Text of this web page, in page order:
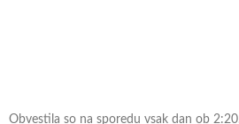
Obvestila so na sporedu vsak dan ob